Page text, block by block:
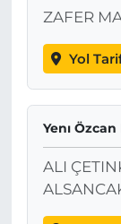
ZAFER
Yol
Yenı
ALI